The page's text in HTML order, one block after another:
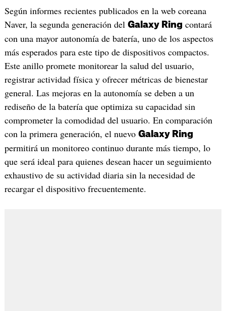
Según informes recientes publicados en la web coreana
Naver, la segunda generación del Galaxy Ring contará
con una mayor autonomía de batería, uno de los aspectos
más esperados para este tipo de dispositivos compactos.
Este anillo promete monitorear la salud del usuario,
registrar actividad física y ofrecer métricas de bienestar
general. Las mejoras en la autonomía se deben a un
rediseño de la batería que optimiza su capacidad sin
comprometer la comodidad del usuario. En comparación
con la primera generación, el nuevo Galaxy Ring
permitirá un monitoreo continuo durante más tiempo, lo
que será ideal para quienes desean hacer un seguimiento
exhaustivo de su actividad diaria sin la necesidad de
recargar el dispositivo frecuentemente.